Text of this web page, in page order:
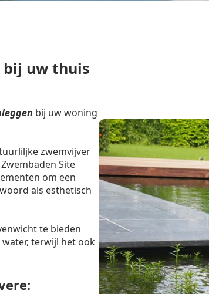
bij uw thuis
bij uw woning
zwemvijver
Site
om een
als esthetisch
te bieden
terwijl het ook